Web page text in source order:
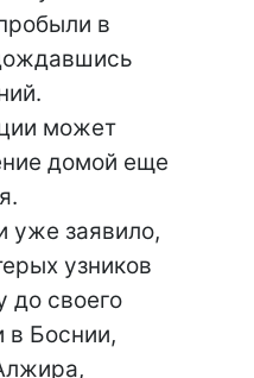
в
может
домой еще
уже заявило,
узников
до своего
в Боснии,